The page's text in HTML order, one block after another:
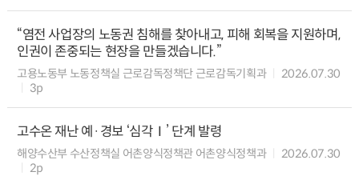
“염전 사업장의 노동권 침해를 찾아내고, 피해 회복을 지원하며,
인권이 존중되는 현장을 만들겠습니다.”
고용노동부 노동정책실 근로감독정책단 근로감독기획과
2026.07.30
3p
고수온 재난 예·경보 ‘심각Ⅰ’ 단계 발령
해양수산부 수산정책실 어촌양식정책관 어촌양식정책과
2026.07.30
2p